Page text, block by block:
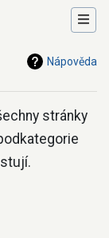
Nápověda
stránky